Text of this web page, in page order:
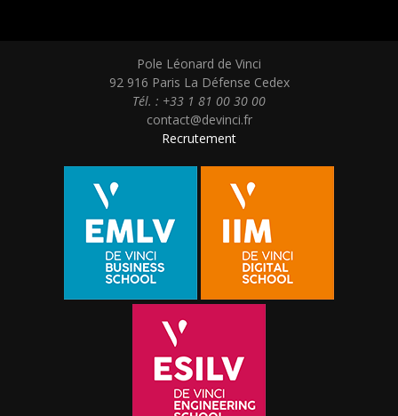
Pole Léonard de Vinci
92 916 Paris La Défense Cedex
Tél. : +33 1 81 00 30 00
contact@devinci.fr
Recrutement